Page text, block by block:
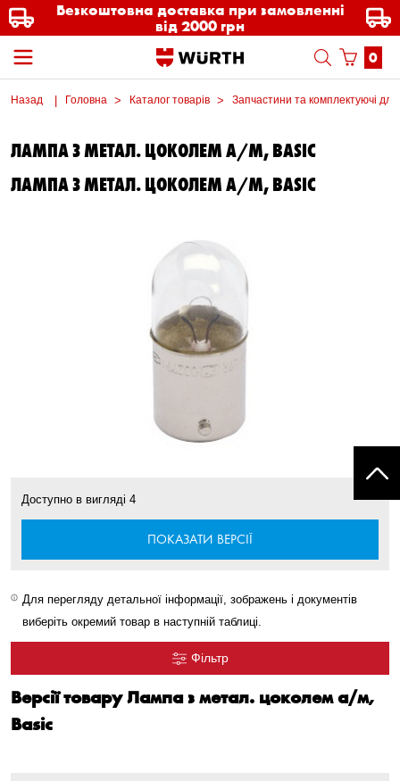
Безкоштовна доставка при замовленні
від 2000 грн
0
Назад Головна Каталог товарів Запчастини та комплектуючі для
ЛАМПА З МЕТАЛ. ЦОКОЛЕМ А/М, BASIC
ЛАМПА З МЕТАЛ. ЦОКОЛЕМ А/М, BASIC
Доступно в вигляді 4
ПОКАЗАТИ ВЕРСІЇ
Для перегляду детальної інформації, зображень і документів
виберіть окремий товар в наступній таблиці.
Фільтр
Версії товару Лампа з метал. цоколем а/м,
Basic